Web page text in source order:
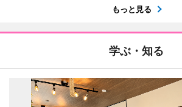
もっと見る
学ぶ・知る